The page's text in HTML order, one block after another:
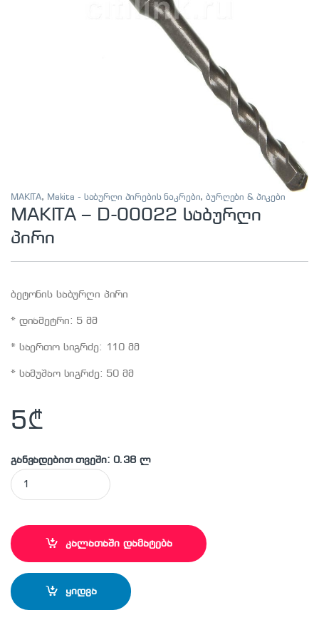
MAKITA, Makita - საბურღი პირების ნაკრები,ბურღები & პიკები
MAKITA – D-00022 საბურღი
პირი
ბეტონის საბურღი პირი
* დიამეტრი: 5 მმ
* საერთო სიგრძე: 110 მმ
* სამუშაო სიგრძე: 50 მმ
5₾
განვადებით თვეში: 0.38 ლ
MAKITA - D-00022 საბურღი პირი quantity
კალათაში დამატება
ყიდვა